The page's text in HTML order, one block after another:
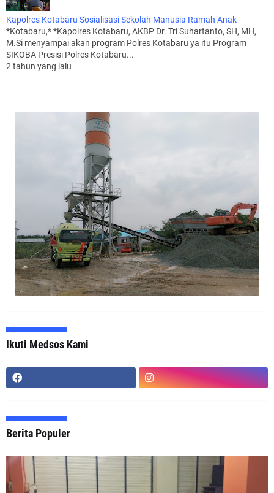
Kapolres Kotabaru Sosialisasi Sekolah Manusia Ramah Anak-
*Kotabaru,* *Kapolres Kotabaru, AKBP Dr. Tri Suhartanto, SH, MH,
M.Si menyampai akan program Polres Kotabaru ya itu Program
SIKOBA Presisi Polres Kotabaru...
2 tahun yang lalu
Ikuti Medsos Kami
Berita Populer